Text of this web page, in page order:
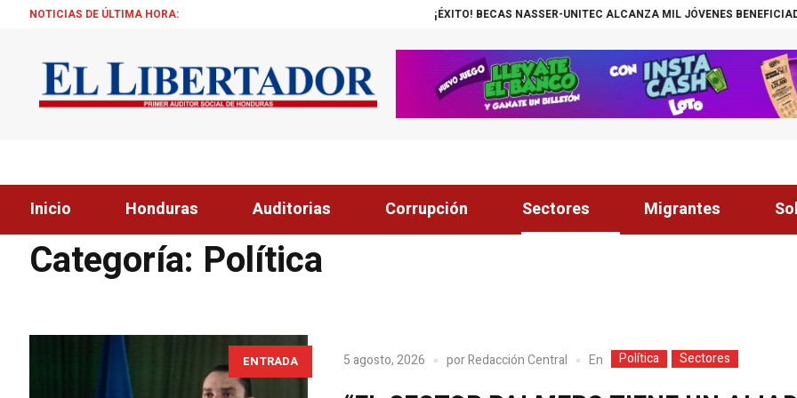
NOTICIAS DE ÚLTIMA HORA: ¡ÉXITO! BECAS NASSER-UNITEC ALCANZA MIL JÓVENES BENEFICIADOS ¡INSÓLITO!
Inicio Honduras Auditorias Corrupción Sectores Migrantes
Categoría: Política
ENTRADA 5 agosto, 2026 porRedacción Central En Política Sectores